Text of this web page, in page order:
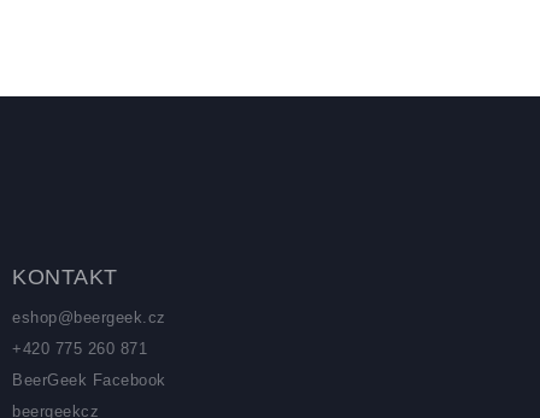
KONTAKT
eshop@ beergeek.cz
+420 775 260 871
BeerGeek Facebook
beergeekcz